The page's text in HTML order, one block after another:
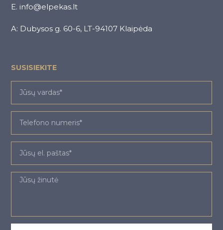
E. info@elpekas.lt
A: Dubysos g. 60-6, LT-94107 Klaipėda
SUSISIEKITE